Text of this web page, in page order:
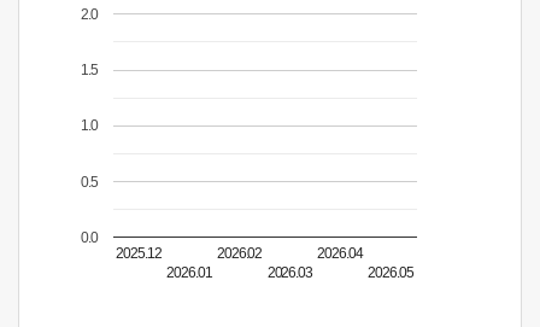
2025.12
2026.01
2026.02
2026.03
2026.04
2026.05
0.0
0.5
1.0
1.5
2.0